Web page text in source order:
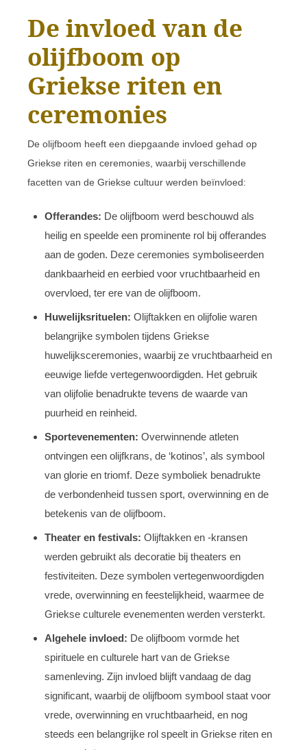
De invloed van de
olijfboom op
Griekse riten en
ceremonies
De olijfboom heeft een diepgaande invloed gehad op
Griekse riten en ceremonies, waarbij verschillende
facetten van de Griekse cultuur werden beïnvloed:
Offerandes: De olijfboom werd beschouwd als
heilig en speelde een prominente rol bij offerandes
aan de goden. Deze ceremonies symboliseerden
dankbaarheid en eerbied voor vruchtbaarheid en
overvloed, ter ere van de olijfboom.
Huwelijksrituelen: Olijftakken en olijfolie waren
belangrijke symbolen tijdens Griekse
huwelijksceremonies, waarbij ze vruchtbaarheid en
eeuwige liefde vertegenwoordigden. Het gebruik
van olijfolie benadrukte tevens de waarde van
puurheid en reinheid.
Sportevenementen: Overwinnende atleten
ontvingen een olijfkrans, de ‘kotinos’, als symbool
van glorie en triomf. Deze symboliek benadrukte
de verbondenheid tussen sport, overwinning en de
betekenis van de olijfboom.
Theater en festivals: Olijftakken en -kransen
werden gebruikt als decoratie bij theaters en
festiviteiten. Deze symbolen vertegenwoordigden
vrede, overwinning en feestelijkheid, waarmee de
Griekse culturele evenementen werden versterkt.
Algehele invloed: De olijfboom vormde het
spirituele en culturele hart van de Griekse
samenleving. Zijn invloed blijft vandaag de dag
significant, waarbij de olijfboom symbool staat voor
vrede, overwinning en vruchtbaarheid, en nog
steeds een belangrijke rol speelt in Griekse riten en